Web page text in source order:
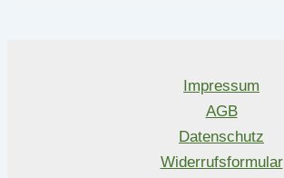
Impressum
AGB
Datenschutz
Widerrufsformular